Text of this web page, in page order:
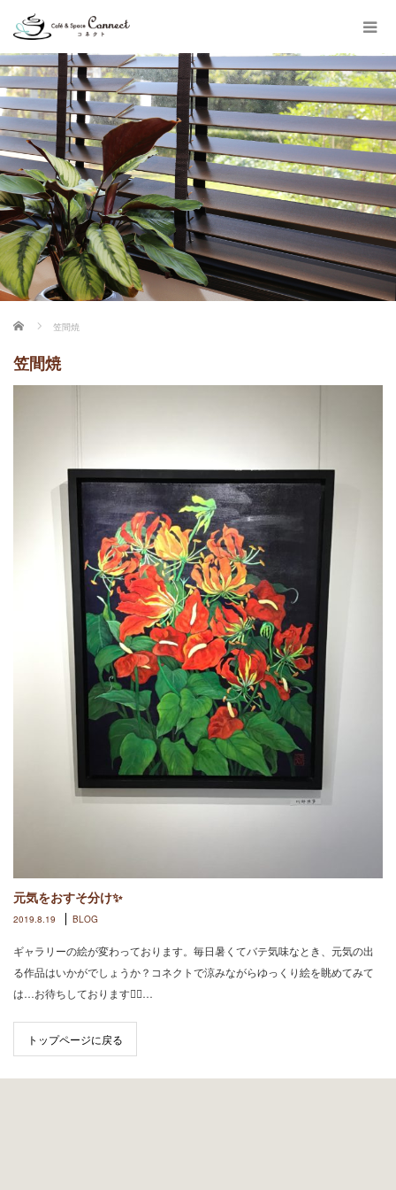
ホーム 笠間焼
笠間焼
元気をおすそ分け✨
2019.8.19 BLOG
ギャラリーの絵が変わっております。毎日暑くてバテ気味なとき、元気の出
る作品はいかがでしょうか？コネクトで涼みながらゆっくり絵を眺めてみて
は…お待ちしております🙇‍♀️…
トップページに戻る